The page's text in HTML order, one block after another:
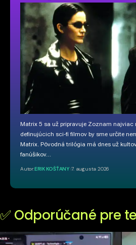
Matrix 5 sa už pripravuje Zoznam
definujúcich sci-fi filmov by sme určite
Matrix. Pôvodná trilógia má dnes už
fanúšikov…
Autor:ERIK KOŠŤANY 7. augusta 2026
✅ Odporúčané pre